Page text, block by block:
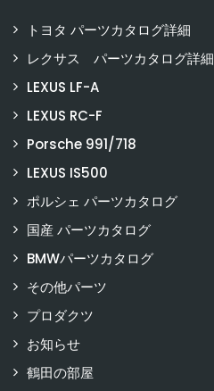
トヨタ パーツカタログ詳細
レクサス パーツカタログ詳細
LEXUS LF-A
LEXUS RC-F
Porsche 991/718
LEXUS IS500
ポルシェ パーツカタログ
国産 パーツカタログ
BMWパーツカタログ
その他パーツ
プロダクツ
お知らせ
鶴田の部屋